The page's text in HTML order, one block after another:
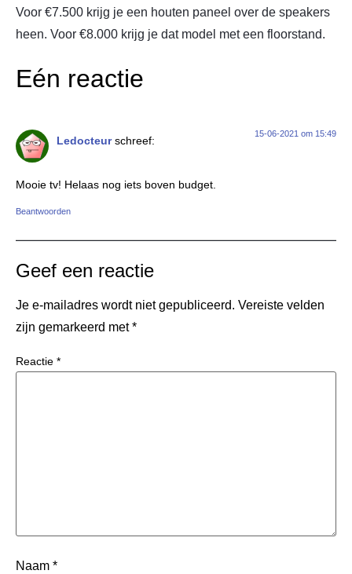
Voor €7.500 krijg je een houten paneel over de speakers
heen. Voor €8.000 krijg je dat model met een floorstand.
Eén reactie
Ledocteur schreef:
15-06-2021 om 15:49
Mooie tv! Helaas nog iets boven budget.
Beantwoorden
Geef een reactie
Je e-mailadres wordt niet gepubliceerd. Vereiste velden
zijn gemarkeerd met*
Reactie *
Naam *